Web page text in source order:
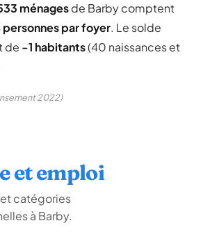
ménagesde Barby comptent
personnes par foyer. Le solde
de -1 habitants(40 naissances et
2022)
et emploi
catégories
à Barby.